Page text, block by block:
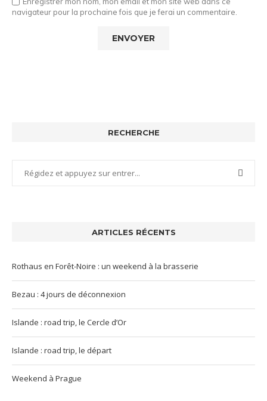
navigateur pour la prochaine fois que je ferai un commentaire.
RECHERCHE
ARTICLES RÉCENTS
Rothaus en Forêt-Noire : un weekend à la brasserie
Bezau : 4 jours de déconnexion
Islande : road trip, le Cercle d’Or
Islande : road trip, le départ
Weekend à Prague